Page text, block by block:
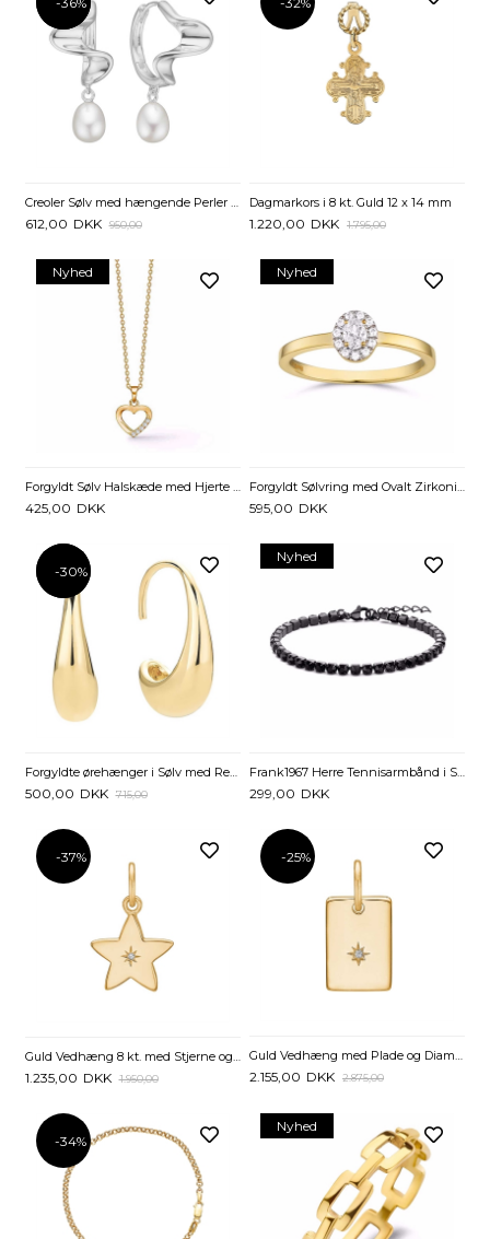
Creoler Sølv med hængende Perler - 13 mm
612,00 DKK 950,00
Dagmarkors i 8 kt. Guld 12 x 14 mm
1.220,00 DKK 1.795,00
Nyhed
Forgyldt Sølv Halskæde med Hjerte & Zirkonia
425,00 DKK
Nyhed
Forgyldt Sølvring med Ovalt Zirkonia Design
595,00 DKK
-30%
-30%
Forgyldte ørehænger i Sølv med Regndråber
500,00 DKK 715,00
Nyhed
299,00 DKK
-37%
Guld Vedhæng 8 kt. med Stjerne og Diamant
1.235,00 DKK 1.950,00
-25%
Guld Vedhæng med Plade og Diamant
2.155,00 DKK 2.875,00
-34%
Nyhed